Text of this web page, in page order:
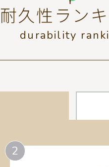
耐久性ラン
durability
2